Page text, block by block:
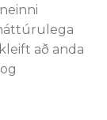
að anda